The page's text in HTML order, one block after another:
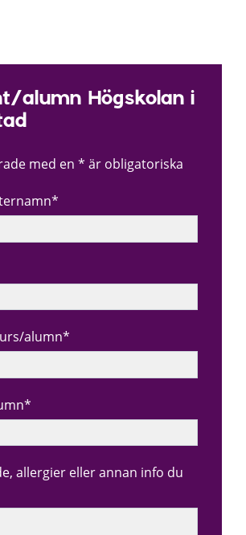
alumn Högskolan i
med en * är obligatoriska
alumn*
allergier eller annan info du